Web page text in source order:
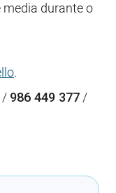
media durante o
.
/ 986 449 377 /